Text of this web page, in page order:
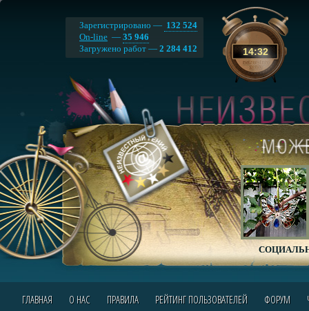
14:32
Зарегистрировано — 132 524
On-line — 35 946
Загружено работ — 2 284 412
ГЛАВНАЯ О НАС ПРАВИЛА РЕЙТИНГ ПОЛЬЗОВАТЕЛЕЙ ФОРУМ